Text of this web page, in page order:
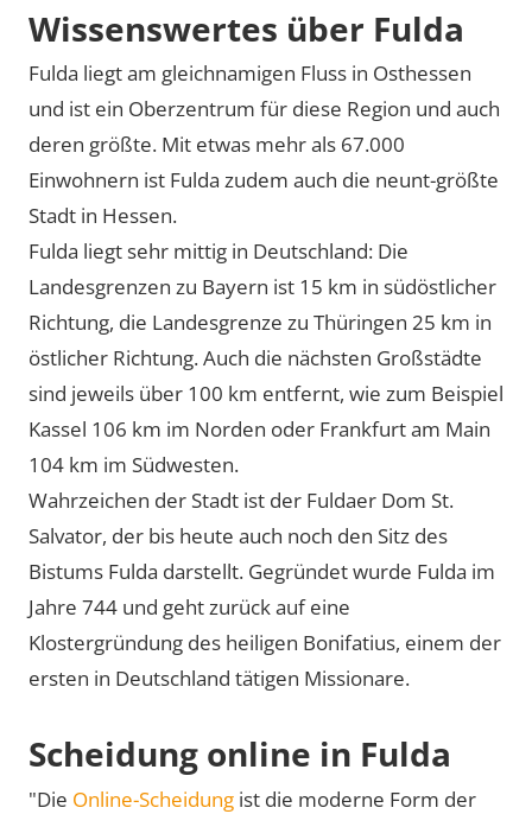
Wissenswertes über Fulda
Fulda liegt am gleichnamigen Fluss in Osthessen
und ist ein Oberzentrum für diese Region und auch
deren größte. Mit etwas mehr als 67.000
Einwohnern ist Fulda zudem auch die neunt-größte
Stadt in Hessen.
Fulda liegt sehr mittig in Deutschland: Die
Landesgrenzen zu Bayern ist 15 km in südöstlicher
Richtung, die Landesgrenze zu Thüringen 25 km in
östlicher Richtung. Auch die nächsten Großstädte
sind jeweils über 100 km entfernt, wie zum Beispiel
Kassel 106 km im Norden oder Frankfurt am Main
104 km im Südwesten.
Wahrzeichen der Stadt ist der Fuldaer Dom St.
Salvator, der bis heute auch noch den Sitz des
Bistums Fulda darstellt. Gegründet wurde Fulda im
Jahre 744 und geht zurück auf eine
Klostergründung des heiligen Bonifatius, einem der
ersten in Deutschland tätigen Missionare.
Scheidung online in Fulda
"Die Online-Scheidung ist die moderne Form der